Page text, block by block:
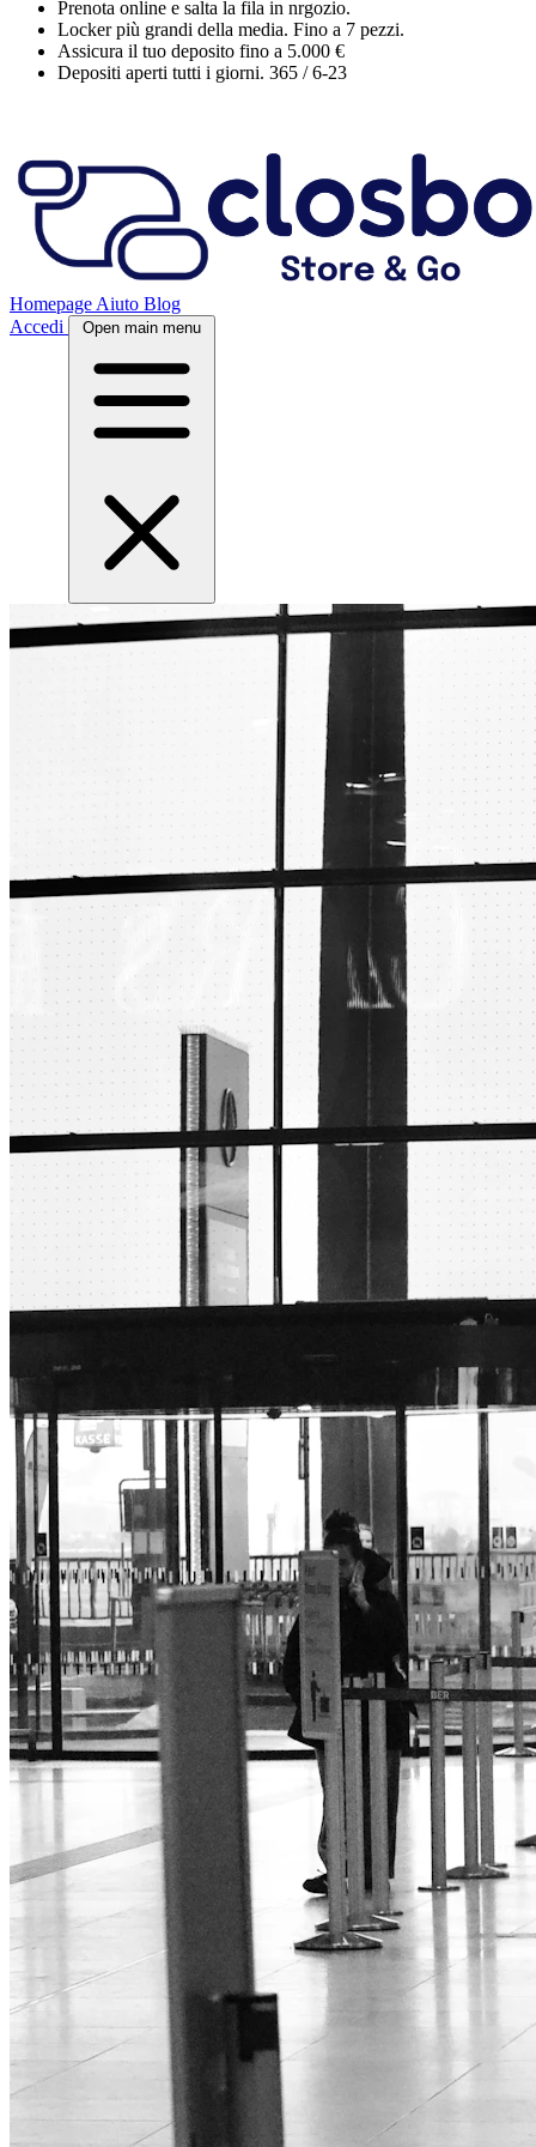
Locker più grandi della media. Fino a 7 pezzi.
Assicura il tuo deposito fino a 5.000 €
Depositi aperti tutti i giorni. 365 / 6-23
Homepage Aiuto Blog
Accedi
Open main menu